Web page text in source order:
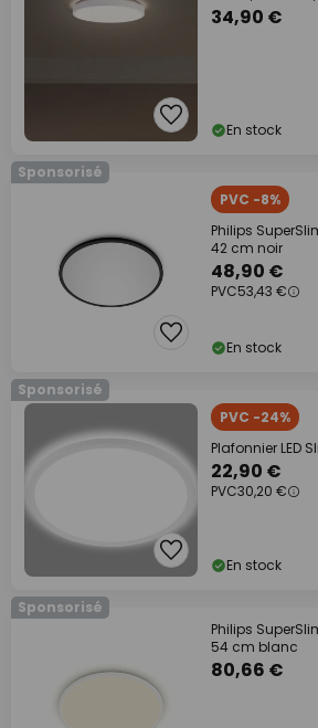
34,90 €
En stock
Sponsorisé
PVC -8%
Philips
42 cm noir
48,90 €
PVC53,43 €
En stock
Sponsorisé
PVC -24%
Plafonnier LED
22,90 €
PVC30,20 €
En stock
Sponsorisé
Philips
54 cm blanc
80,66 €